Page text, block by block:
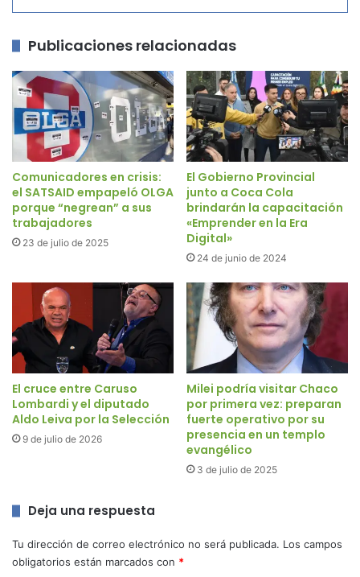
Publicaciones relacionadas
Comunicadores en crisis:
el SATSAID empapeló OLGA
porque “negrean” a sus
trabajadores
23 de julio de 2025
El Gobierno Provincial
junto a Coca Cola
brindarán la capacitación
«Emprender en la Era
Digital»
24 de junio de 2024
El cruce entre Caruso
Lombardi y el diputado
Aldo Leiva por la Selección
9 de julio de 2026
Milei podría visitar Chaco
por primera vez: preparan
fuerte operativo por su
presencia en un templo
evangélico
3 de julio de 2025
Deja una respuesta
Tu dirección de correo electrónico no será publicada. Los campos
obligatorios están marcados con *